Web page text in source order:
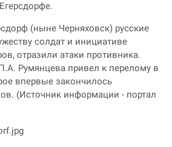
(ныне Черняховск) русские
солдат и инициативе
отразили атаки противника.
Румянцева привел к перелому в
впервые закончилось
(Источник информации - портал